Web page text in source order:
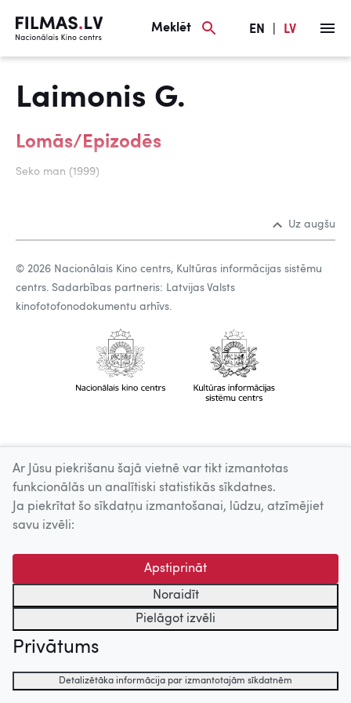
Meklēt EN LV
Laimonis G.
Lomās/Epizodēs
Seko man (1999)
Uz augšu
© 2026 Nacionālais Kino centrs, Kultūras informācijas sistēmu
centrs. Sadarbības partneris: Latvijas Valsts
kinofotofonodokumentu arhīvs.
Ar Jūsu piekrišanu šajā vietnē var tikt izmantotas
funkcionālās un analītiski statistikās sīkdatnes.
Ja piekrītat šo sīkdatņu izmantošanai, lūdzu, atzīmējiet
savu izvēli:
Apstiprināt
Noraidīt
Pielāgot izvēli
Privātums
Detalizētāka informācija par izmantotajām sīkdatnēm